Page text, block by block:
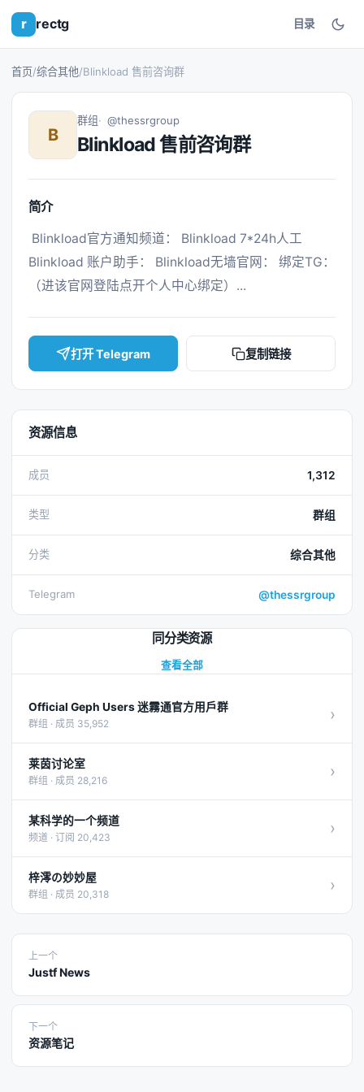
r rectg 目录
首页/综合其他/Blinkload 售前咨询群
B
群组 @thessrgroup
Blinkload 售前咨询群
简介
Blinkload 账户助手： Blinkload无墙官网： 绑定TG：
（进该官网登陆点开个人中心绑定）...
打开 Telegram 复制链接
资源信息
成员 1,312
类型 群组
分类 综合其他
Telegram @thessrgroup
同分类资源
查看全部
Official Geph Users 迷霧通官方用戶群
群组 · 成员 35,952 ›
莱茵讨论室
群组 · 成员 28,216 ›
某科学的一个频道
频道 · 订阅 20,423 ›
梓澪の妙妙屋
群组 · 成员 20,318 ›
上一个
Justf News
下一个
资源笔记